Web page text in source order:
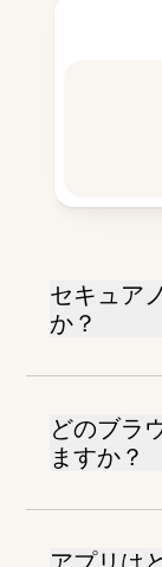
セキュア
か？
どのブラ
ますか？